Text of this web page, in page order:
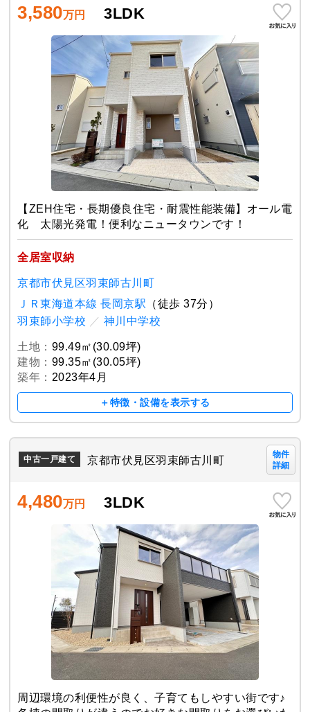
3,580万円 3LDK
【ZEH住宅・長期優良住宅・耐震性能装備】オール電
化 太陽光発電！便利なニュータウンです！
全居室収納
京都市伏見区羽束師古川町
ＪＲ東海道本線 長岡京駅 （徒歩 37分）
羽束師小学校 ／ 神川中学校
土地： 99.49㎡(30.09坪)
建物： 99.35㎡(30.05坪)
築年： 2023年4月
＋特徴・設備を表示する
中古一戸建て 京都市伏見区羽束師古川町
物件
詳細
4,480万円 3LDK
周辺環境の利便性が良く、子育てもしやすい街です♪